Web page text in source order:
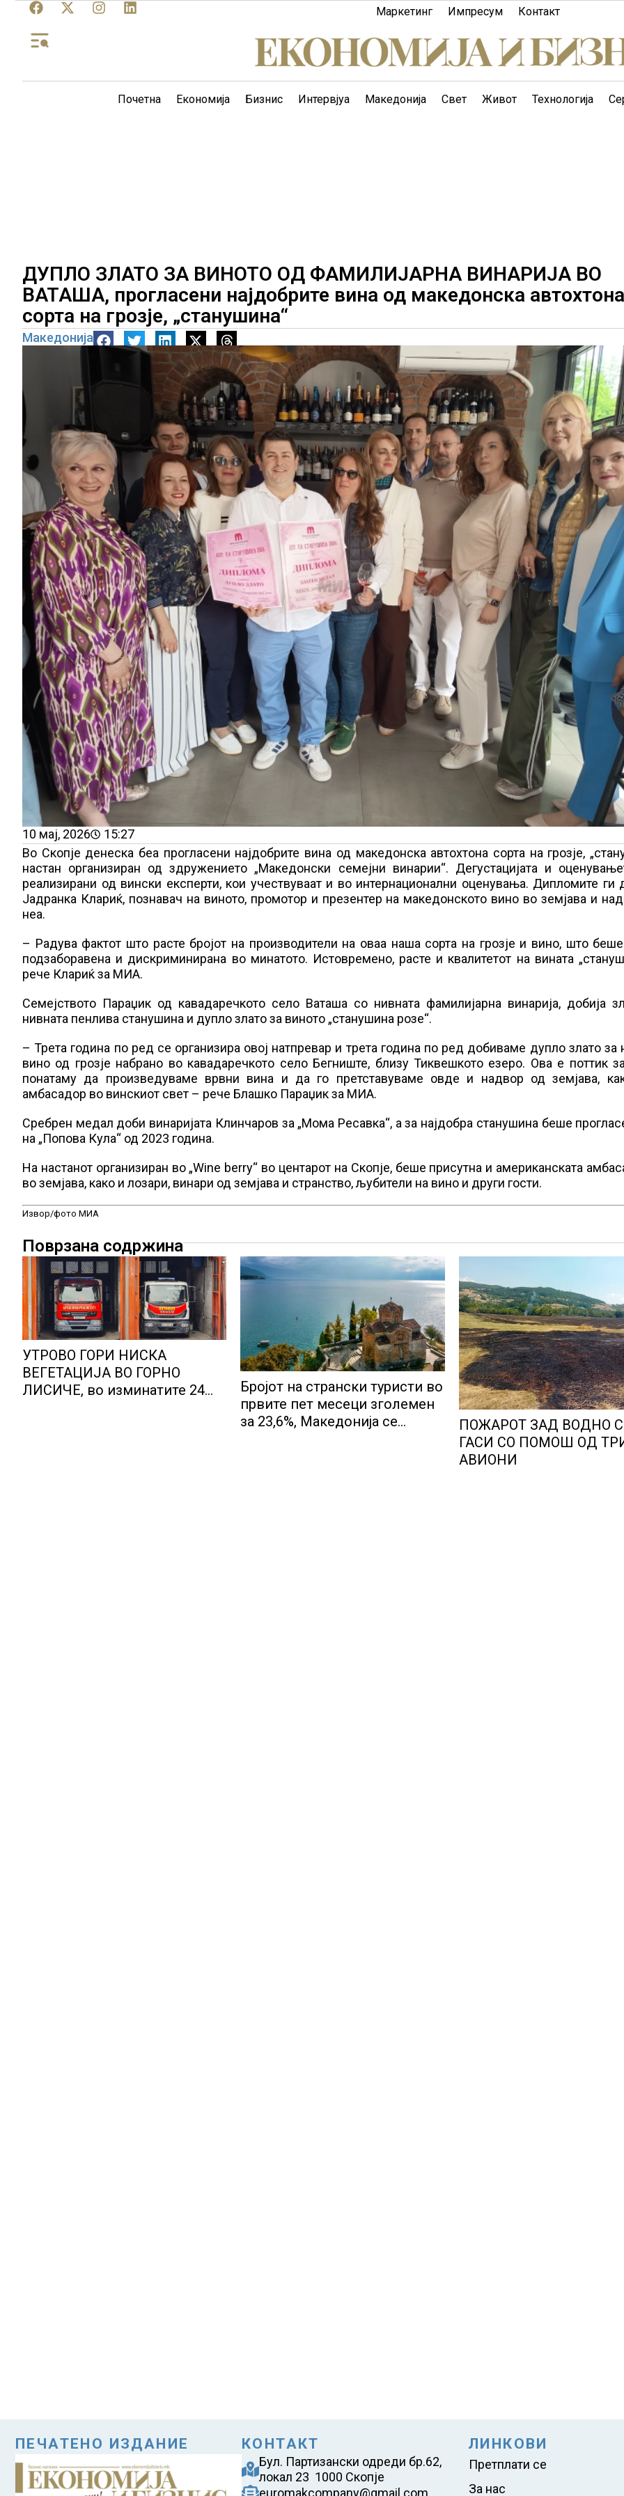
Маркетинг Импресум Контакт
Почетна Економија Бизнис Интервјуа Македонија Свет Живот Технологија
ДУПЛО ЗЛАТО ЗА ВИНОТО ОД ФАМИЛИЈАРНА ВИНАРИЈА ВО
ВАТАША, прогласени најдобрите вина од македонска автохтона
сорта на грозје, „станушина“
Македонија
10 мај, 2026
15:27
Во Скопје денеска беа прогласени најдобрите вина од македонска автохтона сорта на грозје,
настан организиран од здружението „Македонски семејни винарии“. Дегустацијата и
реализирани од вински експерти, кои учествуваат и во интернационални оценувања. Дипломите ги
Јадранка Клариќ, познавач на виното, промотор и презентер на македонското вино во земјава и
неа.
– Радува фактот што расте бројот на производители на оваа наша сорта на грозје и вино, што
подзаборавена и дискриминирана во минатото. Истовремено, расте и квалитетот на вината
рече Клариќ за МИА.
Семејството Параџик од кавадаречкото село Ваташа со нивната фамилијарна винарија, добија
нивната пенлива станушина и дупло злато за виното „станушина розе“.
– Трета година по ред се организира овој натпревар и трета година по ред добиваме дупло злато за
вино од грозје набрано во кавадаречкото село Бегниште, близу Тиквешкото езеро. Ова е поттик
понатаму да произведуваме врвни вина и да го претставуваме овде и надвор од земјава,
амбасадор во винскиот свет – рече Блашко Параџик за МИА.
Сребрен медал доби винаријата Клинчаров за „Мома Ресавка“, а за најдобра станушина беше
на „Попова Кула“ од 2023 година.
На настанот организиран во „Wine berry“ во центарот на Скопје, беше присутна и американската
во земјава, како и лозари, винари од земјава и странство, љубители на вино и други гости.
Извор/фото МИА
Поврзана содржина
УТРОВО ГОРИ НИСКА
ВЕГЕТАЦИЈА ВО ГОРНО
ЛИСИЧЕ, во изминатите 24
Бројот на странски туристи во
првите пет месеци зголемен
за 23,6%, Македонија се
ПОЖАРОТ ЗАД ВОДНО
ГАСИ СО ПОМОШ ОД
АВИОНИ
ПЕЧАТЕНО ИЗДАНИЕ КОНТАКТ
Бул. Партизански одреди бр.62,
локал 23 1000 Скопје
ЛИНКОВИ
Претплати се
За нас